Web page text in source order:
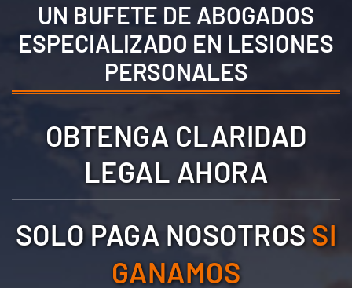
UN BUFETE DE ABOGADOS
ESPECIALIZADO EN LESIONES
PERSONALES
OBTENGA CLARIDAD
LEGAL AHORA
SOLO PAGA NOSOTROS SI
GANAMOS